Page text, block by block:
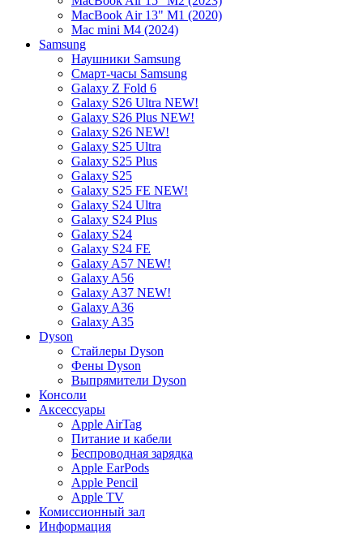
MacBook Air 13" M1 (2020)
Mac mini M4 (2024)
Samsung
Наушники Samsung
Смарт-часы Samsung
Galaxy Z Fold 6
Galaxy S26 Ultra NEW!
Galaxy S26 Plus NEW!
Galaxy S26 NEW!
Galaxy S25 Ultra
Galaxy S25 Plus
Galaxy S25
Galaxy S25 FE NEW!
Galaxy S24 Ultra
Galaxy S24 Plus
Galaxy S24
Galaxy S24 FE
Galaxy A57 NEW!
Galaxy A56
Galaxy A37 NEW!
Galaxy A36
Galaxy A35
Dyson
Стайлеры Dyson
Фены Dyson
Выпрямители Dyson
Консоли
Аксессуары
Apple AirTag
Питание и кабели
Беспроводная зарядка
Apple EarPods
Apple Pencil
Apple TV
Комиссионный зал
Информация